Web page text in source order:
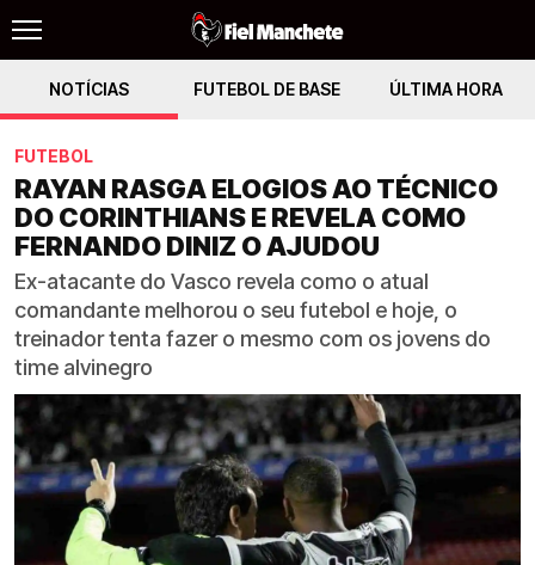
NOTÍCIAS FUTEBOL DE BASE ÚLTIMA HORA
FUTEBOL
RAYAN RASGA ELOGIOS AO TÉCNICO
DO CORINTHIANS E REVELA COMO
FERNANDO DINIZ O AJUDOU
Ex-atacante do Vasco revela como o atual
comandante melhorou o seu futebol e hoje, o
treinador tenta fazer o mesmo com os jovens do
time alvinegro